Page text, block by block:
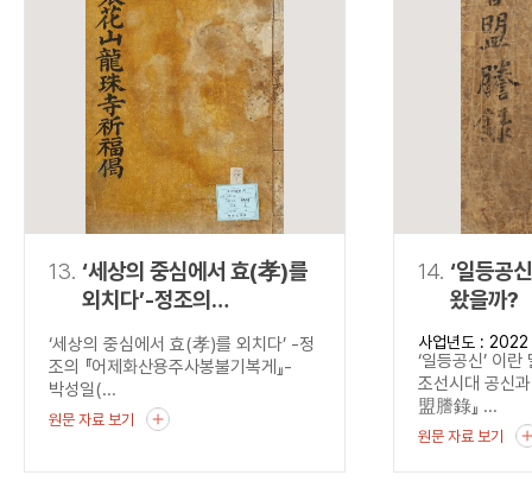
13. ‘세상의 중심에서 효(孝)를
외치다’-정조의
『어제화산용주사봉불기복게
』-
‘세상의 중심에서 효(孝)를 외치다’ -정
조의 『어제화산용주사봉불기복게』-
박성일(...
원문 자료 보기
14. ‘일등공
왔을까?
사업년도 : 2022
‘일등공신’ 이
조선시대 공신
盟謄錄』 ...
원문 자료 보기